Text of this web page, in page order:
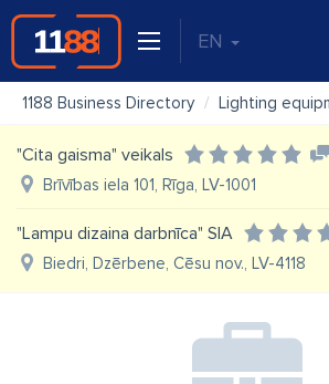
EN
1188 Business Directory Lighting
"Cita gaisma" veikals
Brīvības iela 101, Rīga, LV-1001
"Lampu dizaina darbnīca" SIA
Biedri, Dzērbene, Cēsu nov., LV-4118